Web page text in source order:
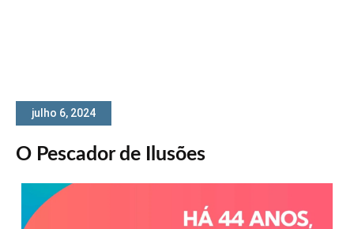
julho 6, 2024
O Pescador de Ilusões